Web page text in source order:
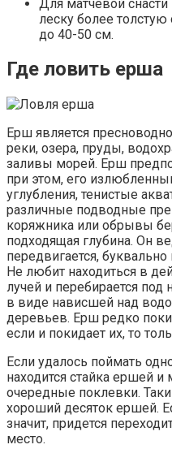
Для матчевой
леску более
до 40-50 см.
Где ловить ерша
Ерш является
реки, озера, пруды,
заливы морей. Ерш
при этом, его
углубления, тенистые
различные подводные
коряжника или обрывы
подходящая глубина. Он
передвигается,
Не любит находиться в
лучей и перебирается
в виде нависшей над
деревьев. Ерш редко
если и покидает их, то
Если удалось поймать
находится стайка ершей
очередные поклевки.
хороший десяток ершей.
значит, придется
место.